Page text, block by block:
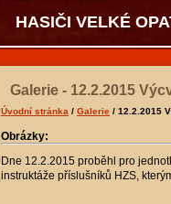
HASIČI VELKÉ
Galerie - 12.2.2015
Úvodní stránka / Galerie / 12.2.2015
Obrázky:
Dne 12.2.2015 proběhl pro
instruktáže příslušníků HZS,